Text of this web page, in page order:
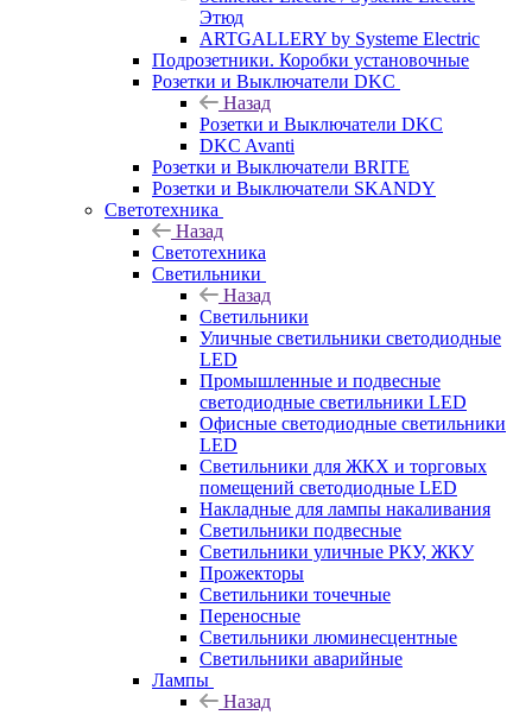
Этюд
ARTGALLERY by Systeme Electric
Подрозетники. Коробки установочные
Розетки и Выключатели DKC
Назад
Розетки и Выключатели DKC
DKC Avanti
Розетки и Выключатели BRITE
Розетки и Выключатели SKANDY
Светотехника
Назад
Светотехника
Светильники
Назад
Светильники
Уличные светильники светодиодные
LED
Промышленные и подвесные
светодиодные светильники LED
Офисные светодиодные светильники
LED
Светильники для ЖКХ и торговых
помещений светодиодные LED
Накладные для лампы накаливания
Светильники подвесные
Светильники уличные РКУ, ЖКУ
Прожекторы
Cветильники точечные
Переносные
Светильники люминесцентные
Светильники аварийные
Лампы
Назад